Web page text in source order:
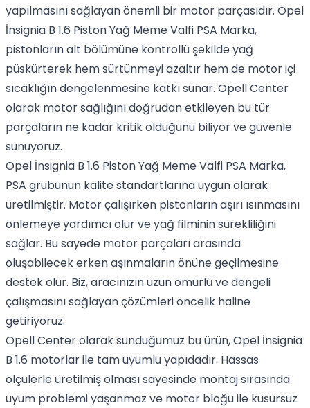
yapılmasını sağlayan önemli bir motor parçasıdır. Opel
İnsignia B 1.6 Piston Yağ Meme Valfi PSA Marka,
pistonların alt bölümüne kontrollü şekilde yağ
püskürterek hem sürtünmeyi azaltır hem de motor içi
sıcaklığın dengelenmesine katkı sunar. Opell Center
olarak motor sağlığını doğrudan etkileyen bu tür
parçaların ne kadar kritik olduğunu biliyor ve güvenle
sunuyoruz.
Opel İnsignia B 1.6 Piston Yağ Meme Valfi PSA Marka,
PSA grubunun kalite standartlarına uygun olarak
üretilmiştir. Motor çalışırken pistonların aşırı ısınmasını
önlemeye yardımcı olur ve yağ filminin sürekliliğini
sağlar. Bu sayede motor parçaları arasında
oluşabilecek erken aşınmaların önüne geçilmesine
destek olur. Biz, aracınızın uzun ömürlü ve dengeli
çalışmasını sağlayan çözümleri öncelik haline
getiriyoruz.
Opell Center olarak sunduğumuz bu ürün, Opel İnsignia
B 1.6 motorlar ile tam uyumlu yapıdadır. Hassas
ölçülerle üretilmiş olması sayesinde montaj sırasında
uyum problemi yaşanmaz ve motor bloğu ile kusursuz